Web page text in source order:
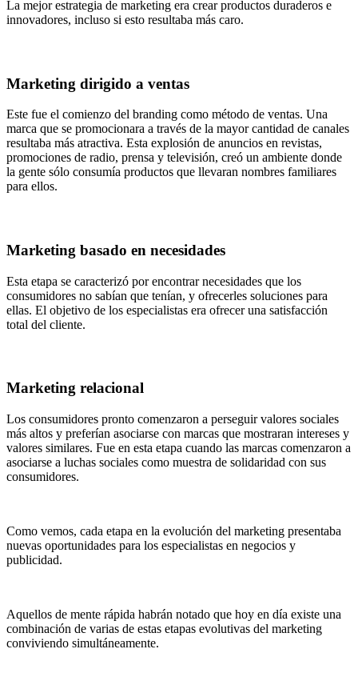
La mejor estrategia de marketing era crear productos duraderos e
innovadores, incluso si esto resultaba más caro.
Marketing dirigido a ventas
Este fue el comienzo del branding como método de ventas. Una
marca que se promocionara a través de la mayor cantidad de canales
resultaba más atractiva. Esta explosión de anuncios en revistas,
promociones de radio, prensa y televisión, creó un ambiente donde
la gente sólo consumía productos que llevaran nombres familiares
para ellos.
Marketing basado en necesidades
Esta etapa se caracterizó por encontrar necesidades que los
consumidores no sabían que tenían, y ofrecerles soluciones para
ellas. El objetivo de los especialistas era ofrecer una satisfacción
total del cliente.
Marketing relacional
Los consumidores pronto comenzaron a perseguir valores sociales
más altos y preferían asociarse con marcas que mostraran intereses y
valores similares. Fue en esta etapa cuando las marcas comenzaron a
asociarse a luchas sociales como muestra de solidaridad con sus
consumidores.
Como vemos, cada etapa en la evolución del marketing presentaba
nuevas oportunidades para los especialistas en negocios y
publicidad.
Aquellos de mente rápida habrán notado que hoy en día existe una
combinación de varias de estas etapas evolutivas del marketing
conviviendo simultáneamente.